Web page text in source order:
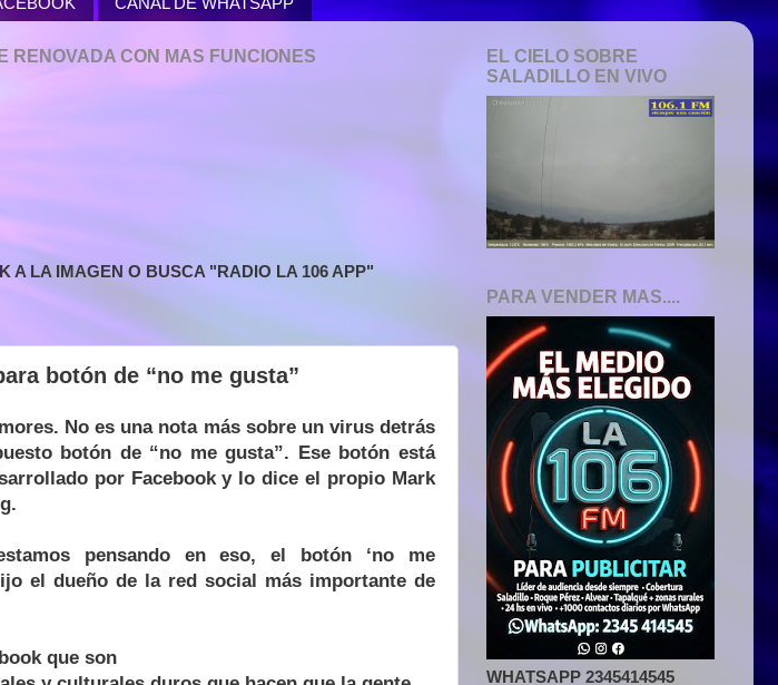
RENOVADA CON MAS FUNCIONES
A LA IMAGEN O BUSCA "RADIO LA 106 APP"
botón de “no me gusta”
No es una nota más sobre un virus detrás
botón de “no me gusta”. Ese botón está
por Facebook y lo dice el propio Mark
pensando en eso, el botón ‘no me
el dueño de la red social más importante de
que son
EL CIELO SOBRE
SALADILLO EN VIVO
PARA VENDER MAS....
WHATSAPP 2345414545